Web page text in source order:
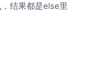
结果都是else里